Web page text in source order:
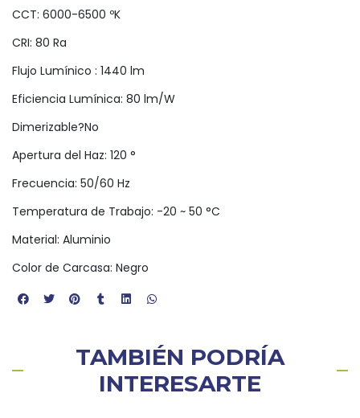
CCT: 6000-6500 ºK
CRI: 80 Ra
Flujo Lumínico : 1440 lm
Eficiencia Lumínica: 80 lm/W
Dimerizable?No
Apertura del Haz: 120 °
Frecuencia: 50/60 Hz
Temperatura de Trabajo: -20 ~ 50 °C
Material: Aluminio
Color de Carcasa: Negro
TAMBIÉN PODRÍA
INTERESARTE